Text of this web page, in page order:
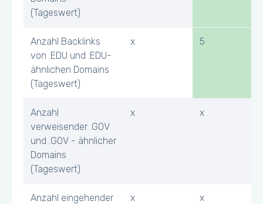
(Tageswert)
Anzahl Backlinks
von .EDU und .EDU-
ähnlichen Domains
(Tageswert)
x 5
Anzahl
verweisender .GOV
und .GOV - ähnlicher
Domains
(Tageswert)
x x
Anzahl eingehender
x x